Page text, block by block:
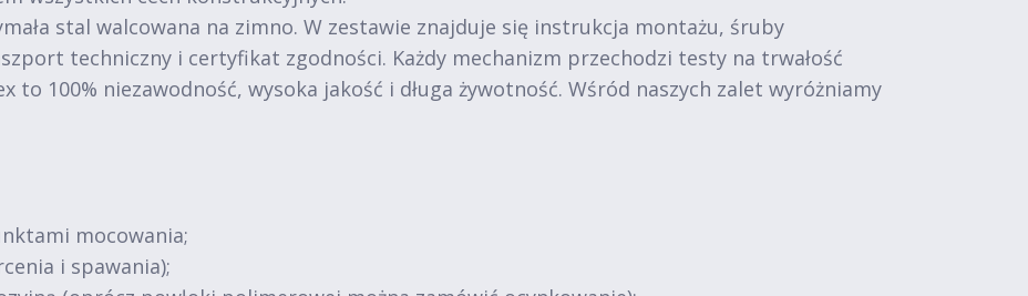
stal walcowana na zimno. W zestawie znajduje się instrukcja montażu, śruby
techniczny i certyfikat zgodności. Każdy mechanizm przechodzi testy na trwałość
to 100% niezawodność, wysoka jakość i długa żywotność. Wśród naszych zalet wyróżniamy
mocowania;
i spawania);